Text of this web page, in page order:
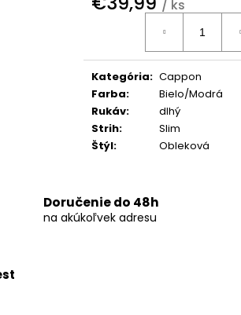
/ ks
Jednotková
Kategória: Cappon
Farba:
Bielo/Modrá
Rukáv:
dlhý
Strih:
Slim
Štýl: Obleková
Doručenie do 48h
na akúkoľvek adresu
KOŠEĽA K068-A01